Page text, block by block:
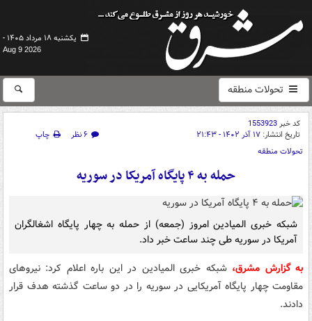
یکشنبه ۱۸ مرداد ۱۴۰۵ -
Aug 9 2026
تحولات منطقه
کد خبر1553923
تاریخ انتشار: ۱۷ آذر ۱۴۰۲ - ۲۱:۴۳ ۶ نظر
چاپ
تحولات منطقه
حمله به ۴ پایگاه آمریکا در سوریه
شبکه خبری المیادین امروز (جمعه) از حمله به چهار پایگاه اشغالگران
آمریکا در سوریه طی چند ساعت خبر داد.
به گزارش مشرق، شبکه خبری المیادین در این باره اعلام کرد: نیروهای
مقاومت چهار پایگاه آمریکایی در سوریه را در دو ساعت گذشته هدف قرار
دادند.